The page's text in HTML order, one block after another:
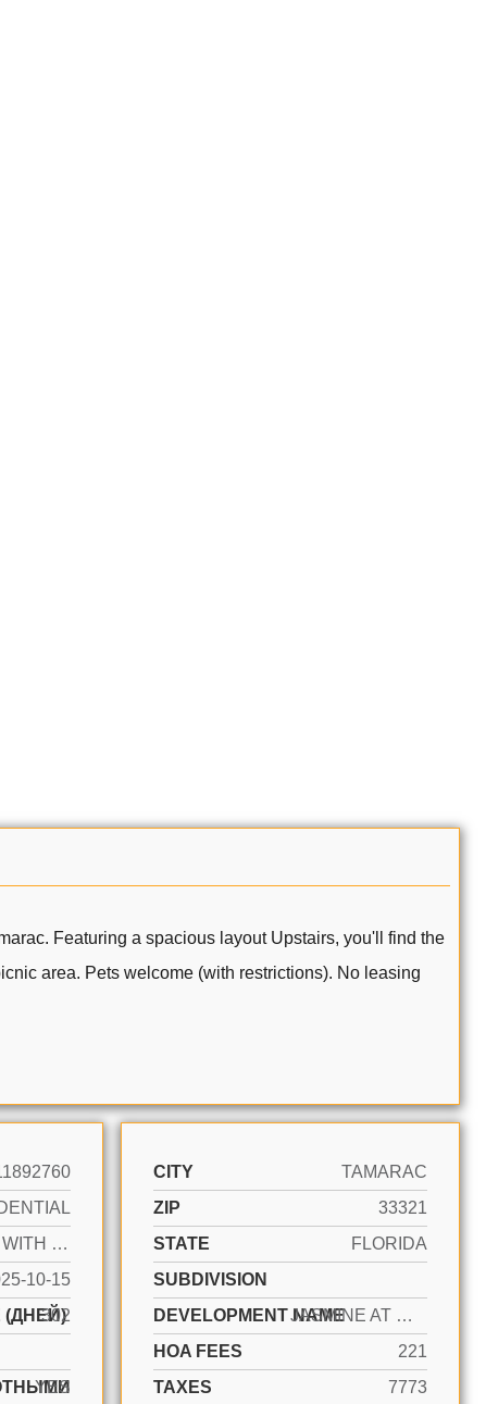
Featuring a spacious layout Upstairs, you'll find the
area. Pets welcome (with restrictions). No leasing
ACTIVE WITH CONTRACT
10-15
(ДНЕЙ)
302
YES
CITY
TAMARAC
ZIP
33321
STATE
FLORIDA
SUBDIVISION
DEVELOPMENT NAME
JASMINE AT WOODMONT
HOA FEES
221
TAXES
7773